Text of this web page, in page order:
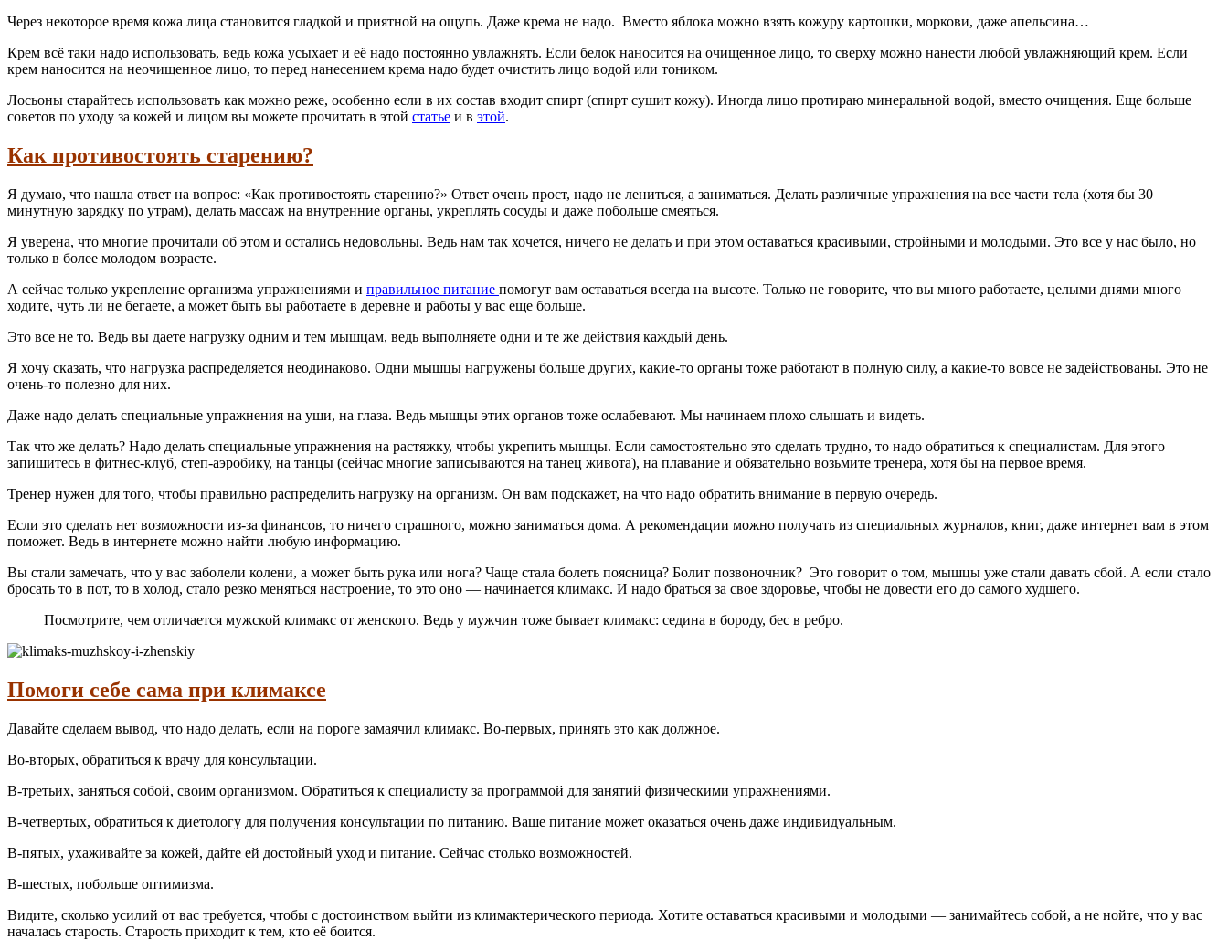
Через некоторое время кожа лица становится гладкой и приятной на ощупь. Даже крема не надо. Вместо яблока можно взять кожуру картошки, моркови, даже апельсина…
Крем всё таки надо использовать, ведь кожа усыхает и её надо постоянно увлажнять. Если белок наносится на очищенное лицо, то сверху можно нанести любой увлажняющий крем. Если
крем наносится на неочищенное лицо, то перед нанесением крема надо будет очистить лицо водой или тоником.
Лосьоны старайтесь использовать как можно реже, особенно если в их состав входит спирт (спирт сушит кожу). Иногда лицо протираю минеральной водой, вместо очищения. Еще больше
советов по уходу за кожей и лицом вы можете прочитать в этой статье и в этой.
Как противостоять старению?
Я думаю, что нашла ответ на вопрос: «Как противостоять старению?» Ответ очень прост, надо не лениться, а заниматься. Делать различные упражнения на все части тела (хотя бы 30
минутную зарядку по утрам), делать массаж на внутренние органы, укреплять сосуды и даже побольше смеяться.
Я уверена, что многие прочитали об этом и остались недовольны. Ведь нам так хочется, ничего не делать и при этом оставаться красивыми, стройными и молодыми. Это все у нас было, но
только в более молодом возрасте.
А сейчас только укрепление организма упражнениями и правильное питание помогут вам оставаться всегда на высоте. Только не говорите, что вы много работаете, целыми днями много
ходите, чуть ли не бегаете, а может быть вы работаете в деревне и работы у вас еще больше.
Это все не то. Ведь вы даете нагрузку одним и тем мышцам, ведь выполняете одни и те же действия каждый день.
Я хочу сказать, что нагрузка распределяется неодинаково. Одни мышцы нагружены больше других, какие-то органы тоже работают в полную силу, а какие-то вовсе не задействованы. Это не
очень-то полезно для них.
Даже надо делать специальные упражнения на уши, на глаза. Ведь мышцы этих органов тоже ослабевают. Мы начинаем плохо слышать и видеть.
Так что же делать? Надо делать специальные упражнения на растяжку, чтобы укрепить мышцы. Если самостоятельно это сделать трудно, то надо обратиться к специалистам. Для этого
запишитесь в фитнес-клуб, степ-аэробику, на танцы (сейчас многие записываются на танец живота), на плавание и обязательно возьмите тренера, хотя бы на первое время.
Тренер нужен для того, чтобы правильно распределить нагрузку на организм. Он вам подскажет, на что надо обратить внимание в первую очередь.
Если это сделать нет возможности из-за финансов, то ничего страшного, можно заниматься дома. А рекомендации можно получать из специальных журналов, книг, даже интернет вам в этом
поможет. Ведь в интернете можно найти любую информацию.
Вы стали замечать, что у вас заболели колени, а может быть рука или нога? Чаще стала болеть поясница? Болит позвоночник? Это говорит о том, мышцы уже стали давать сбой. А если стало
бросать то в пот, то в холод, стало резко меняться настроение, то это оно — начинается климакс. И надо браться за свое здоровье, чтобы не довести его до самого худшего.
Посмотрите, чем отличается мужской климакс от женского. Ведь у мужчин тоже бывает климакс: седина в бороду, бес в ребро.
Помоги себе сама при климаксе
Давайте сделаем вывод, что надо делать, если на пороге замаячил климакс. Во-первых, принять это как должное.
Во-вторых, обратиться к врачу для консультации.
В-третьих, заняться собой, своим организмом. Обратиться к специалисту за программой для занятий физическими упражнениями.
В-четвертых, обратиться к диетологу для получения консультации по питанию. Ваше питание может оказаться очень даже индивидуальным.
В-пятых, ухаживайте за кожей, дайте ей достойный уход и питание. Сейчас столько возможностей.
В-шестых, побольше оптимизма.
Видите, сколько усилий от вас требуется, чтобы с достоинством выйти из климактерического периода. Хотите оставаться красивыми и молодыми — занимайтесь собой, а не нойте, что у вас
началась старость. Старость приходит к тем, кто её боится.